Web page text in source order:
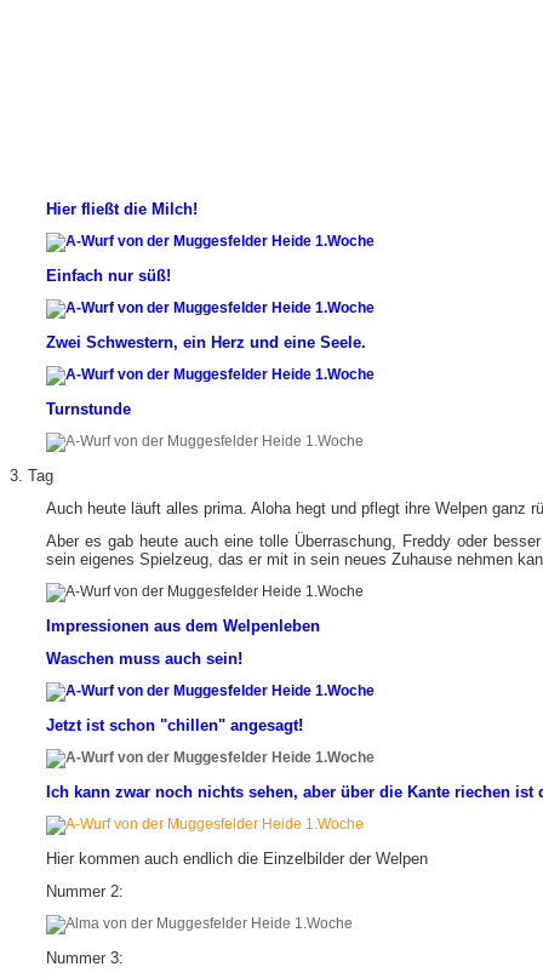
Hier fließt die Milch!
Einfach nur süß!
Zwei Schwestern, ein Herz und eine Seele.
Turnstunde
3. Tag
Auch heute läuft alles prima. Aloha hegt und pflegt ihre Welpen ganz
Aber es gab heute auch eine tolle Überraschung, Freddy oder
sein eigenes Spielzeug, das er mit in sein neues Zuhause nehmen
Impressionen aus dem Welpenleben
Waschen muss auch sein!
Jetzt ist schon "chillen" angesagt!
Ich kann zwar noch nichts sehen, aber über die Kante riechen ist
Hier kommen auch endlich die Einzelbilder der Welpen
Nummer 2:
Nummer 3: